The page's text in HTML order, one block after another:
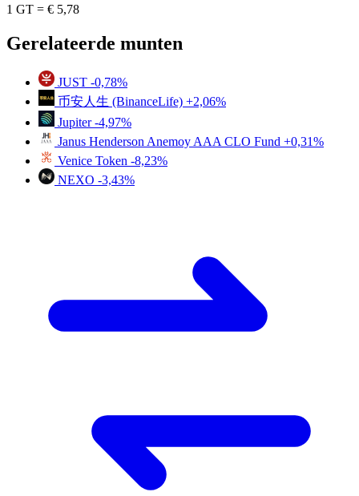
1 GT = € 5,78
Gerelateerde munten
JUST -0,78%
币安人生 (BinanceLife) +2,06%
Jupiter -4,97%
Janus Henderson Anemoy AAA CLO Fund +0,31%
Venice Token -8,23%
NEXO -3,43%